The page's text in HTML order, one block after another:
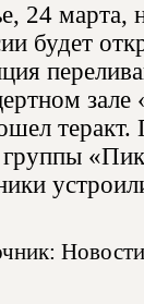
24 марта,
будет
теракт.